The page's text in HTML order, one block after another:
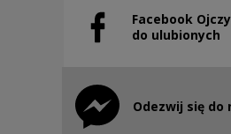
Facebook
do ulubionych
Note, the link will open
Odezwij się do
Note, the link will open